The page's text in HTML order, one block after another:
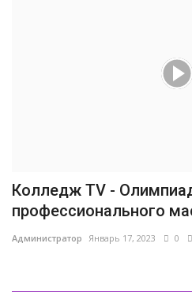
Колледж TV -
профессионального
Администратор Январь 17, 2023 0